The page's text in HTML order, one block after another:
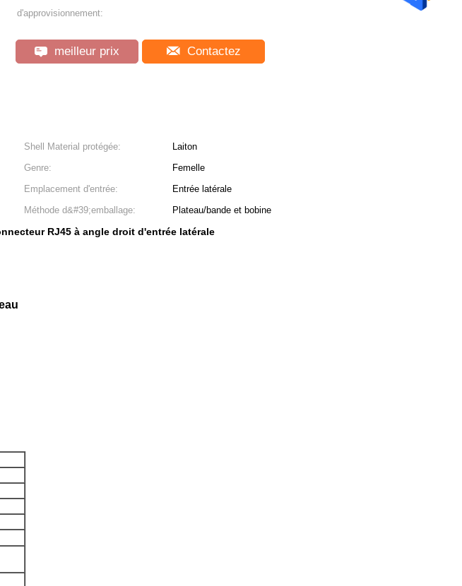
d'approvisionnement:
meilleur prix Contactez
Shell Material protégée:
Laiton
Genre:
Femelle
Emplacement d'entrée:
Entrée latérale
Méthode d&#39;emballage:
Plateau/bande et bobine
RJ45 à angle droit d'entrée latérale